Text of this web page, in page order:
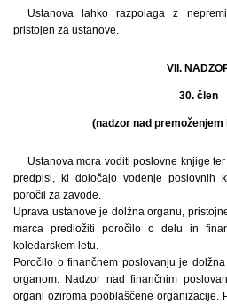
Ustanova lahko razpolaga z
pristojen za ustanove.
VII.
30. člen
(nadzor nad
Ustanova mora voditi poslovne knjige
predpisi, ki določajo vodenje poslovnih
poročil za zavode.
Uprava ustanove je dolžna organu,
marca predložiti poročilo o delu in
koledarskem letu.
Poročilo o finančnem poslovanju je
organom. Nadzor nad finančnim
organi oziroma pooblaščene organizacije.